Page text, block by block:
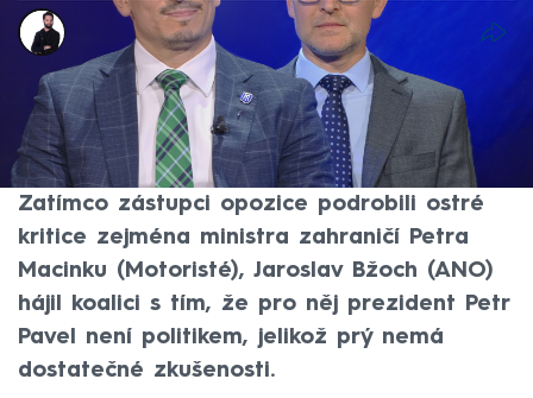
Marek Veselý
10. čvn 2026, 20:30
Diskuse o napětí mezi vládou a Hradem
vyvolala v bruselském speciálu CNN Prima
NEWS názorový spor mezi europoslanci.
Zatímco zástupci opozice podrobili ostré
kritice zejména ministra zahraničí Petra
Macinku (Motoristé), Jaroslav Bžoch (ANO)
hájil koalici s tím, že pro něj prezident Petr
Pavel není politikem, jelikož prý nemá
dostatečné zkušenosti.